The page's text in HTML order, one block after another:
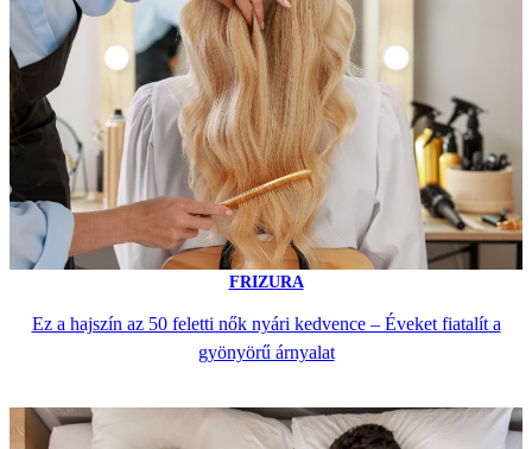
FRIZURA
Ez a hajszín az 50 feletti nők nyári kedvence – Éveket fiatalít a
gyönyörű árnyalat